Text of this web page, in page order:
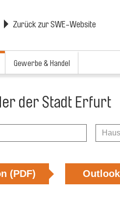
Zurück zur SWE-Website
Gewerbe & Handel
der Stadt Erfurt
(PDF)